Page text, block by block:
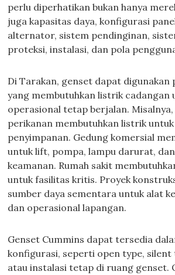
perlu diperhatikan bukan hanya
juga kapasitas daya, konfigurasi
alternator, sistem pendinginan,
proteksi, instalasi, dan pola
Di Tarakan, genset dapat digunakan
yang membutuhkan listrik cadangan
operasional tetap berjalan.
perikanan membutuhkan listrik
penyimpanan. Gedung komersial
untuk lift, pompa, lampu darurat,
keamanan. Rumah sakit
untuk fasilitas kritis. Proyek
sumber daya sementara untuk alat
dan operasional lapangan.
Genset Cummins dapat tersedia
konfigurasi, seperti open type,
atau instalasi tetap di ruang genset.